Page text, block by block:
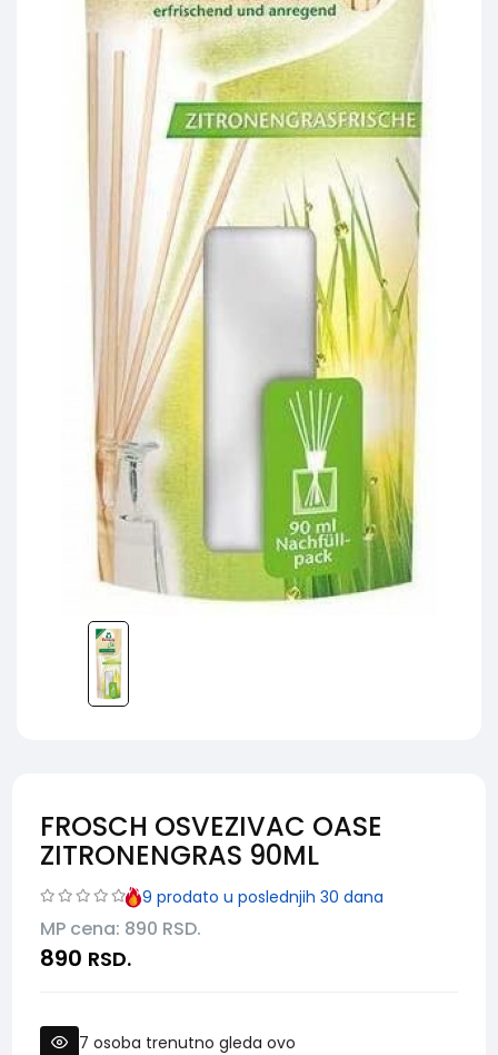
FROSCH OSVEZIVAC OASE
ZITRONENGRAS 90ML
9 prodato u poslednjih 30 dana
MP cena: 890 RSD.
890 RSD.
7 osoba trenutno gleda ovo